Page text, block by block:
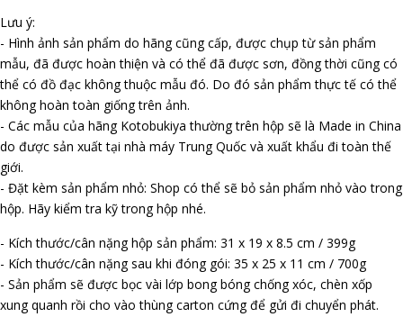
Lưu ý:
- Hình ảnh sản phẩm do hãng cũng cấp, được chụp từ sản phẩm
mẫu, đã được hoàn thiện và có thể đã được sơn, đồng thời cũng có
thể có đồ đạc không thuộc mẫu đó. Do đó sản phẩm thực tế có thể
không hoàn toàn giống trên ảnh.
- Các mẫu của hãng Kotobukiya thường trên hộp sẽ là Made in China
do được sản xuất tại nhà máy Trung Quốc và xuất khẩu đi toàn thế
giới.
- Đặt kèm sản phẩm nhỏ: Shop có thể sẽ bỏ sản phẩm nhỏ vào trong
hộp. Hãy kiểm tra kỹ trong hộp nhé.
- Kích thước/cân nặng hộp sản phẩm: 31 x 19 x 8.5 cm / 399g
- Kích thước/cân nặng sau khi đóng gói: 35 x 25 x 11 cm / 700g
- Sản phẩm sẽ được bọc vài lớp bong bóng chống xóc, chèn xốp
xung quanh rồi cho vào thùng carton cứng để gửi đi chuyển phát.